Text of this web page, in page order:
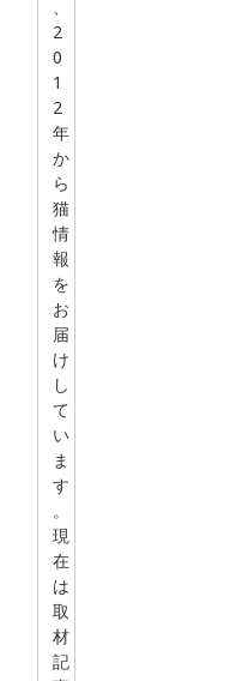
、
2
0
1
2
年
か
ら
猫
情
報
を
お
届
け
し
て
い
ま
す
。
現
在
は
取
材
記